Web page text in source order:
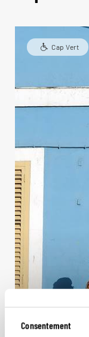
Consentement
Cap Vert